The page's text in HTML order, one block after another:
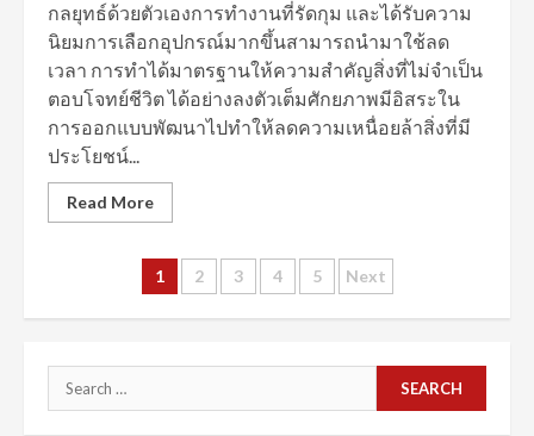
กลยุทธ์ด้วยตัวเองการทำงานที่รัดกุม และได้รับความ
นิยมการเลือกอุปกรณ์มากขึ้นสามารถนำมาใช้ลด
เวลา การทำได้มาตรฐานให้ความสำคัญสิ่งที่ไม่จำเป็น
ตอบโจทย์ชีวิต ได้อย่างลงตัวเต็มศักยภาพมีอิสระใน
การออกแบบพัฒนาไปทำให้ลดความเหนื่อยล้าสิ่งที่มี
ประโยชน์...
Read More
Posts
navigation
1 2 3 4 5 Next
Search
for: